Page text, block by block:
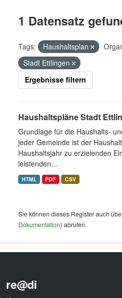
1 Datensatz
Tags: Haushaltsplan
Stadt Ettlingen
Ergebnisse filtern
Haushaltspläne Stadt
Grundlage für die Haushalts-
jeder Gemeinde ist der
Haushaltsjahr zu erzielenden
leistenden...
HTML PDF CSV
Sie können dieses Register auch
Dokumentation) abrufen.
re@di